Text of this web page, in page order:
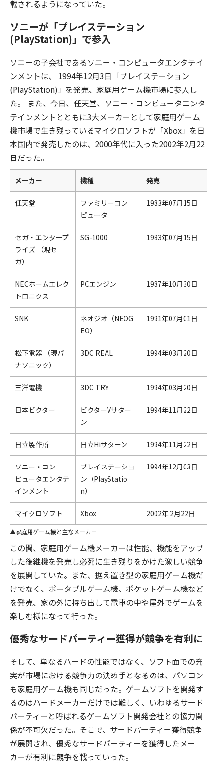
載されるようになっていた。
ソニーが「プレイステーション
(PlayStation)」で参入
ソニーの子会社であるソニー・コンピュータエンタテイ
ンメントは、 1994年12月3日「プレイステーション
(PlayStation)」を発売、家庭用ゲーム機市場に参入し
た。 また、今日、任天堂、ソニー・コンピュータエンタ
テインメントとともに3大メーカーとして家庭用ゲーム
機市場で生き残っているマイクロソフトが「Xbox」を日
本国内で発売したのは、2000年代に入った2002年2月22
日だった。
メーカー 機種 発売
任天堂
ファミリーコン
ピュータ
1983年07月15日
セガ・エンタープ
ライズ （現セ
ガ）
SG-1000 1983年07月15日
NECホームエレク
トロニクス
PCエンジン 1987年10月30日
SNK
ネオジオ（NEOG
EO）
1991年07月01日
松下電器 （現パ
ナソニック）
3DO REAL 1994年03月20日
三洋電機 3DO TRY 1994年03月20日
日本ビクター
ビクターVサター
ン
1994年11月22日
日立製作所 日立Hiサターン 1994年11月22日
ソニー・コン
ピュータエンタテ
インメント
プレイステーショ
ン（PlayStatio
n）
1994年12月03日
マイクロソフト Xbox 2002年 2月22日
家庭用ゲーム機と主なメーカー
この間、家庭用ゲーム機メーカーは性能、機能をアップ
した後継機を発売し必死に生き残りをかけた激しい競争
を展開していた。また、据え置き型の家庭用ゲーム機だ
けでなく、ポータブルゲーム機、ポケットゲーム機など
を発売、家の外に持ち出して電車の中や屋外でゲームを
楽しむ様になって行った。
優秀なサードパーティー獲得が競争を有利に
そして、単なるハードの性能ではなく、ソフト面での充
実が市場における競争力の決め手となるのは、パソコン
も家庭用ゲーム機も同じだった。ゲームソフトを開発す
るのはハードメーカーだけでは難しく、いわゆるサード
パーティーと呼ばれるゲームソフト開発会社との協力関
係が不可欠だった。そこで、サードパーティー獲得競争
が展開され、優秀なサードパーティーを獲得したメー
カーが有利に競争を戦っていった。